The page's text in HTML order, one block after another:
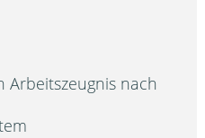
Arbeitszeugnis nach